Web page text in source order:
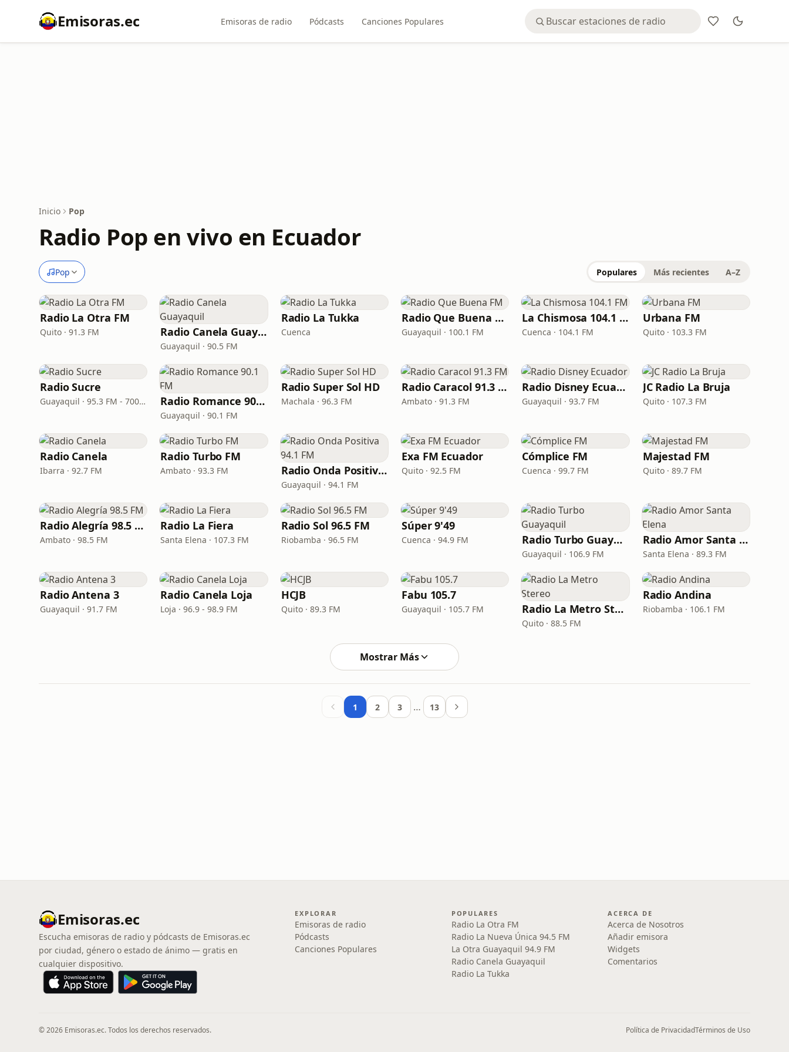
Emisoras.ec Emisoras de radio Pódcasts Canciones Populares
Inicio Pop
Radio Pop en vivo en Ecuador
Pop Populares Más recientes A–Z
Radio La Otra FM
Quito · 91.3 FM Radio Canela Guayaquil
Guayaquil · 90.5 FM
Radio La Tukka
Cuenca
Radio Que Buena FM
Guayaquil · 100.1 FM
La Chismosa 104.1 FM
Cuenca · 104.1 FM
Urbana FM
Quito · 103.3 FM
Radio Sucre
Guayaquil · 95.3 FM - 700 AM Radio Romance 90.1 FM
Guayaquil · 90.1 FM
Radio Super Sol HD
Machala · 96.3 FM
Radio Caracol 91.3 FM
Ambato · 91.3 FM
Radio Disney Ecuador
Guayaquil · 93.7 FM
JC Radio La Bruja
Quito · 107.3 FM
Radio Canela
Ibarra · 92.7 FM
Radio Turbo FM
Ambato · 93.3 FM Radio Onda Positiva 94.1 FM
Guayaquil · 94.1 FM
Exa FM Ecuador
Quito · 92.5 FM
Cómplice FM
Cuenca · 99.7 FM
Majestad FM
Quito · 89.7 FM
Radio Alegría 98.5 FM
Ambato · 98.5 FM
Radio La Fiera
Santa Elena · 107.3 FM
Radio Sol 96.5 FM
Riobamba · 96.5 FM
Súper 9'49
Cuenca · 94.9 FM Radio Turbo Guayaquil
Guayaquil · 106.9 FM
Radio Amor Santa Elena
Santa Elena · 89.3 FM
Radio Antena 3
Guayaquil · 91.7 FM
Radio Canela Loja
Loja · 96.9 - 98.9 FM
HCJB
Quito · 89.3 FM
Fabu 105.7
Guayaquil · 105.7 FM Radio La Metro Stereo
Quito · 88.5 FM
Radio Andina
Riobamba · 106.1 FM
Mostrar Más
1 2 3 … 13
Emisoras.ec
Escucha emisoras de radio y pódcasts de Emisoras.ec
por ciudad, género o estado de ánimo — gratis en
cualquier dispositivo.
EXPLORAR
Emisoras de radio
Pódcasts
Canciones Populares
POPULARES
Radio La Otra FM
Radio La Nueva Única 94.5 FM
La Otra Guayaquil 94.9 FM
Radio Canela Guayaquil
Radio La Tukka
ACERCA DE
Acerca de Nosotros
Añadir emisora
Widgets
Comentarios
© 2026 Emisoras.ec. Todos los derechos reservados. Política de PrivacidadTérminos de Uso